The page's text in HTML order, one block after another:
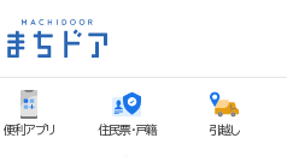
便利アプリ 住民票・戸籍 引越し